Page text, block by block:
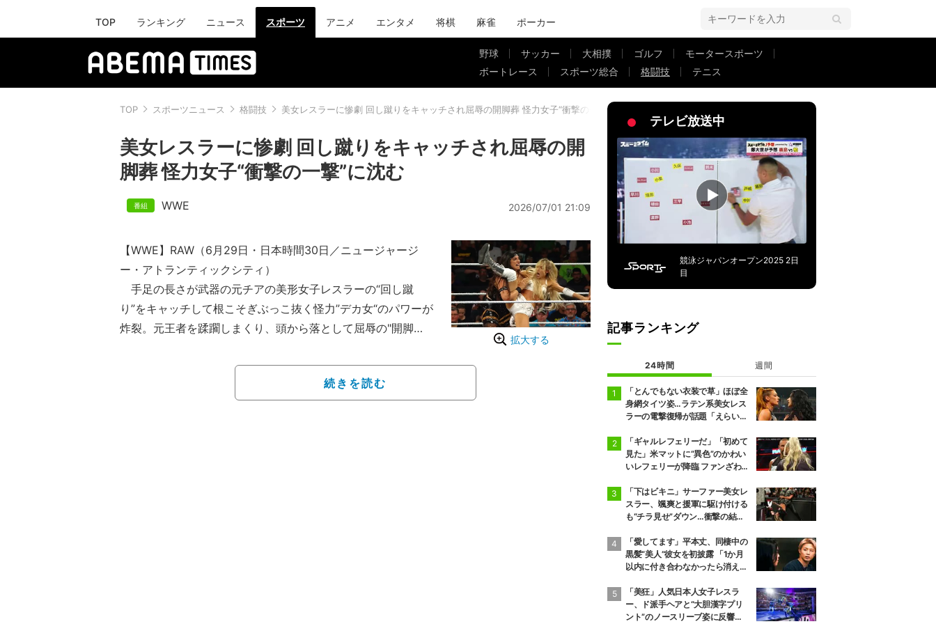
TOP ランキング ニュース スポーツ アニメ エンタメ 将棋 麻雀 ポーカー
野球 サッカー 大相撲 ゴルフ
モータースポーツ
ボートレース
スポーツ総合 格闘技 テニス
TOP スポーツニュース 格闘技 美女レスラーに惨劇 回し蹴りをキャッチされ屈辱の開脚葬 怪力女子“衝撃の一撃”に沈む
美女レスラーに惨劇 回し蹴りをキャッチされ屈辱の開
脚葬 怪力女子“衝撃の一撃”に沈む
WWE 2026/07/01 21:09
拡大する
【WWE】RAW（6月29日・日本時間30日／ニュージャージ
ー・アトランティックシティ）
手足の長さが武器の元チアの美形女子レスラーの“回し蹴
り”をキャッチして根こそぎぶっこ抜く怪力”デカ女“のパワーが
炸裂。元王者を蹂躙しまくり、頭から落として屈辱の"開脚
ラケル・ロドリゲスとマキシン・デュプリによる、現女子イ
続きを読む
テレビ放送中
競泳ジャパンオープン2025 2日
目
記事ランキング
24時間 週間
「とんでもない衣装で草」ほぼ全
身網タイツ姿…ラテン系美女レス
ラーの電撃復帰が話題「えらいセ
「ギャルレフェリーだ」「初めて
見た」米マットに“異色”のかわい
いレフェリーが降臨 ファンざわめ
「下はビキニ」サーファー美女レ
スラー、颯爽と援軍に駆け付ける
も“チラ見せ”ダウン…衝撃の結末
「愛してます」平本丈、同棲中の
黒髪“美人”彼女を初披露 「1か月
以内に付き合わなかったら消え
「美狂」人気日本人女子レスラ
ー、ド派手ヘアと“大胆漢字プリ
ント”のノースリーブ姿に反響